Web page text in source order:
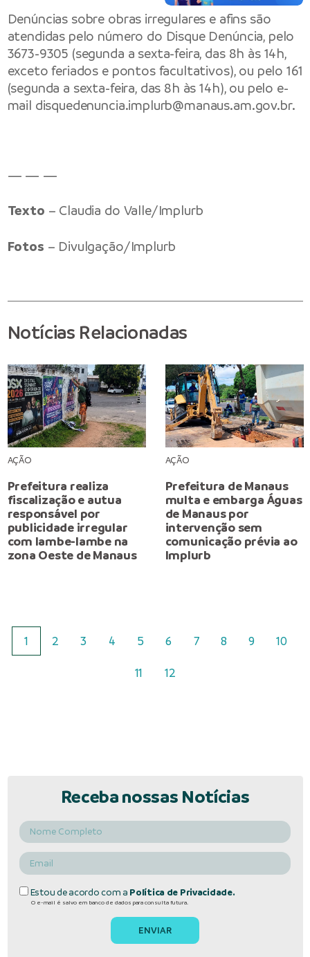
Denúncias sobre obras irregulares e afins são
atendidas pelo número do Disque Denúncia, pelo
3673-9305 (segunda a sexta-feira, das 8h às 14h,
exceto feriados e pontos facultativos), ou pelo 161
(segunda a sexta-feira, das 8h às 14h), ou pelo e-
mail disquedenuncia.implurb@manaus.am.gov.br.
— — —
Texto – Claudia do Valle/Implurb
Fotos – Divulgação/Implurb
Notícias Relacionadas
AÇÃO
Prefeitura realiza
fiscalização e autua
responsável por
publicidade irregular
com lambe-lambe na
zona Oeste de Manaus
AÇÃO
Prefeitura de Manaus
multa e embarga Águas
de Manaus por
intervenção sem
comunicação prévia ao
Implurb
1 2 3 4 5 6 7 8 9 10
11 12
Receba nossas Notícias
Estou de acordo com a Política de Privacidade.
O e-mail é salvo em banco de dados para consulta futura.